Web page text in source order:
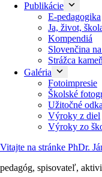
Publikácie
E-pedagogika
Ja, život,
Kompendiá
Slovenčina
Strážca
Galéria
Fotoimpresie
Školské
Užitočné
Výroky z diel
Výroky zo
Vitajte na stránke PhDr.
pedagóg, spisovateľ,